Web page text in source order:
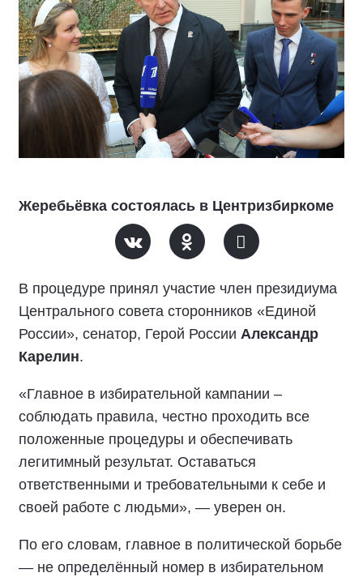
Жеребьёвка состоялась в Центризбиркоме
В процедуре принял участие член президиума
Центрального совета сторонников «Единой
России», сенатор, Герой России Александр
Карелин.
«Главное в избирательной кампании –
соблюдать правила, честно проходить все
положенные процедуры и обеспечивать
легитимный результат. Оставаться
ответственными и требовательными к себе и
своей работе с людьми», — уверен он.
По его словам, главное в политической борьбе
— не определённый номер в избирательном